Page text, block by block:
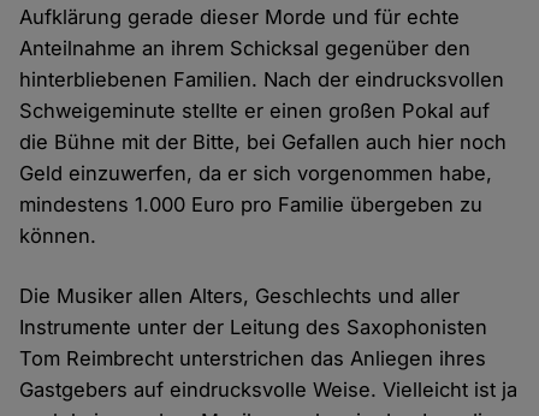
Aufklärung gerade dieser Morde und für echte
Anteilnahme an ihrem Schicksal gegenüber den
hinterbliebenen Familien. Nach der eindrucksvollen
Schweigeminute stellte er einen großen Pokal auf
die Bühne mit der Bitte, bei Gefallen auch hier noch
Geld einzuwerfen, da er sich vorgenommen habe,
mindestens 1.000 Euro pro Familie übergeben zu
können.
Die Musiker allen Alters, Geschlechts und aller
Instrumente unter der Leitung des Saxophonisten
Tom Reimbrecht unterstrichen das Anliegen ihres
Gastgebers auf eindrucksvolle Weise. Vielleicht ist ja